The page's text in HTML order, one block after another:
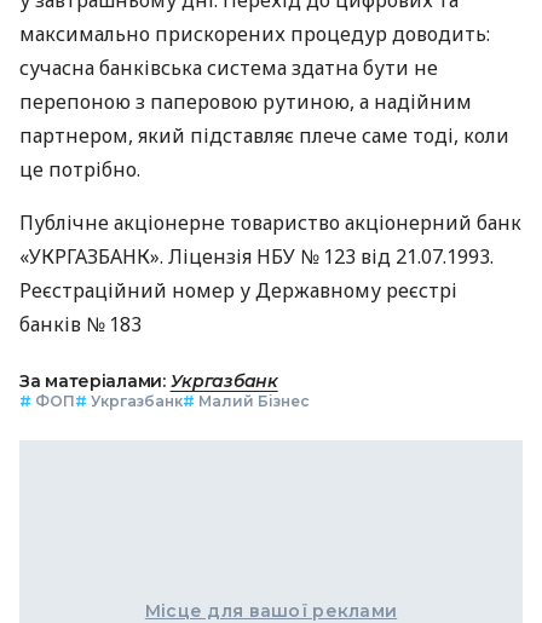
максимально прискорених процедур доводить:
сучасна банківська система здатна бути не
перепоною з паперовою рутиною, а надійним
партнером, який підставляє плече саме тоді, коли
це потрібно.
Публічне акціонерне товариство акціонерний банк
«УКРГАЗБАНК». Ліцензія НБУ № 123 від 21.07.1993.
Реєстраційний номер у Державному реєстрі
банків № 183
За матеріалами: Укргазбанк
# ФОП# Укргазбанк# Малий Бізнес
Місце для вашої реклами